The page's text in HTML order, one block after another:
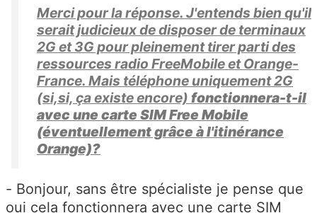
Merci pour la réponse. J'entends bien qu'il
serait judicieux de disposer de terminaux
2G et 3G pour pleinement tirer parti des
ressources radio FreeMobile et Orange-
France. Mais téléphone uniquement 2G
(si,si, ça existe encore) fonctionnera-t-il
avec une carte SIM Free Mobile
(éventuellement grâce à l'itinérance
Orange)?
- Bonjour, sans être spécialiste je pense que
oui cela fonctionnera avec une carte SIM